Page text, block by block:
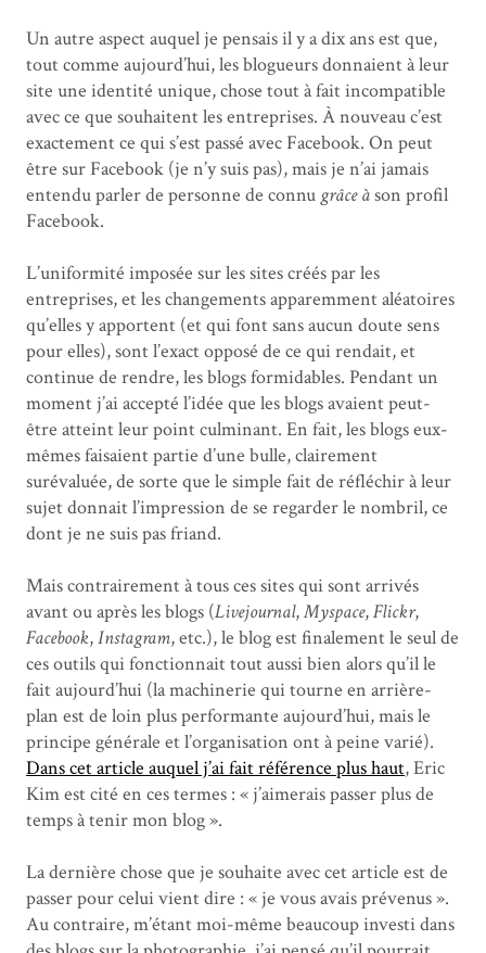
Un autre aspect auquel je pensais il y a dix ans est que,
tout comme aujourd’hui, les blogueurs donnaient à leur
site une identité unique, chose tout à fait incompatible
avec ce que souhaitent les entreprises. À nouveau c’est
exactement ce qui s’est passé avec Facebook. On peut
être sur Facebook (je n’y suis pas), mais je n’ai jamais
entendu parler de personne de connu grâce àson profil
Facebook.
L’uniformité imposée sur les sites créés par les
entreprises, et les changements apparemment aléatoires
qu’elles y apportent (et qui font sans aucun doute sens
pour elles), sont l’exact opposé de ce qui rendait, et
continue de rendre, les blogs formidables. Pendant un
moment j’ai accepté l’idée que les blogs avaient peut-
être atteint leur point culminant. En fait, les blogs eux-
mêmes faisaient partie d’une bulle, clairement
surévaluée, de sorte que le simple fait de réfléchir à leur
sujet donnait l’impression de se regarder le nombril, ce
dont je ne suis pas friand.
Mais contrairement à tous ces sites qui sont arrivés
avant ou après les blogs (Livejournal,Myspace,Flickr,
Facebook,Instagram, etc.), le blog est finalement le seul de
ces outils qui fonctionnait tout aussi bien alors qu’il le
fait aujourd’hui (la machinerie qui tourne en arrière-
plan est de loin plus performante aujourd’hui, mais le
principe générale et l’organisation ont à peine varié).
Dans cet article auquel j’ai fait référence plus haut, Eric
Kim est cité en ces termes : « j’aimerais passer plus de
temps à tenir mon blog ».
La dernière chose que je souhaite avec cet article est de
passer pour celui vient dire : « je vous avais prévenus ».
Au contraire, m’étant moi-même beaucoup investi dans